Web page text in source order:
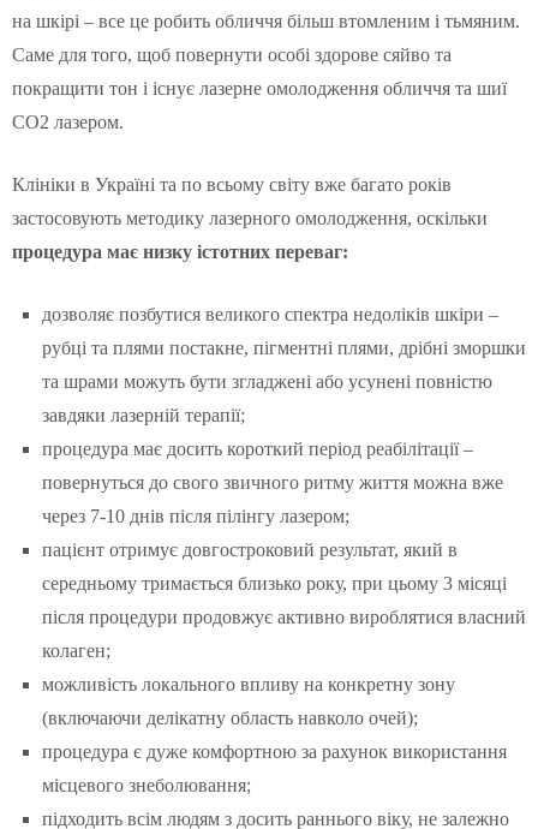
на шкірі – все це робить обличчя більш втомленим і тьмяним.
Саме для того, щоб повернути особі здорове сяйво та
покращити тон і існує лазерне омолодження обличчя та шиї
CO2 лазером.
Клініки в Україні та по всьому світу вже багато років
застосовують методику лазерного омолодження, оскільки
процедура має низку істотних переваг:
дозволяє позбутися великого спектра недоліків шкіри –
рубці та плями постакне, пігментні плями, дрібні зморшки
та шрами можуть бути згладжені або усунені повністю
завдяки лазерній терапії;
процедура має досить короткий період реабілітації –
повернуться до свого звичного ритму життя можна вже
через 7-10 днів після пілінгу лазером;
пацієнт отримує довгостроковий результат, який в
середньому тримається близько року, при цьому 3 місяці
після процедури продовжує активно вироблятися власний
колаген;
можливість локального впливу на конкретну зону
(включаючи делікатну область навколо очей);
процедура є дуже комфортною за рахунок використання
місцевого знеболювання;
підходить всім людям з досить раннього віку, не залежно